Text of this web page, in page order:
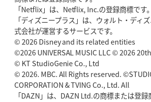
「悲運の闘将」宮地克実氏死去
BR東京、「ユニバーサルデー」の意義
ゴール
2026年4月23日(木)更新
元代表ラピース、今季限りで引退 「クボタは10年
「Netflix」は、Netflix, Inc.の登録商標です。
「ディズニープラス」は、ウォルト・ディ
式会社が運営するサービスです。
© 2026 Disney and its related entities
©2026 UNIVERSAL MUSIC LLC © 2026
© KT StudioGenie Co., Ltd
© 2026. MBC. All Rights reserved.
CORPORATION & TVING Co., Ltd. All
「DAZN」は、DAZN Ltd.の商標または登録